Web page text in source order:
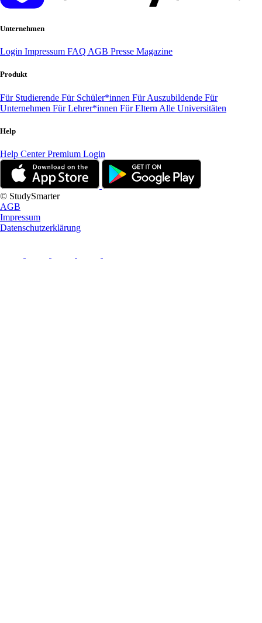
Unternehmen
Login Impressum FAQ AGB Presse Magazine
Produkt
Für Studierende Für Schüler*innen Für Auszubildende Für
Unternehmen Für Lehrer*innen Für Eltern Alle Universitäten
Help
Help CenterPremium Login
© StudySmarter
AGB
Impressum
Datenschutzerklärung